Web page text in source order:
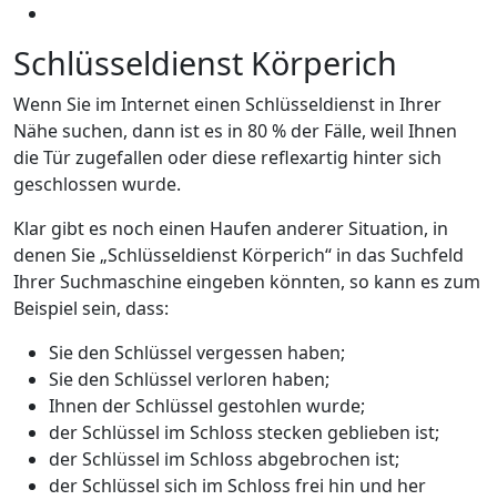
Schlüsseldienst Körperich
Wenn Sie im Internet einen Schlüsseldienst in Ihrer
Nähe suchen, dann ist es in 80 % der Fälle, weil Ihnen
die Tür zugefallen oder diese reflexartig hinter sich
geschlossen wurde.
Klar gibt es noch einen Haufen anderer Situation, in
denen Sie „Schlüsseldienst Körperich“ in das Suchfeld
Ihrer Suchmaschine eingeben könnten, so kann es zum
Beispiel sein, dass:
Sie den Schlüssel vergessen haben;
Sie den Schlüssel verloren haben;
Ihnen der Schlüssel gestohlen wurde;
der Schlüssel im Schloss stecken geblieben ist;
der Schlüssel im Schloss abgebrochen ist;
der Schlüssel sich im Schloss frei hin und her